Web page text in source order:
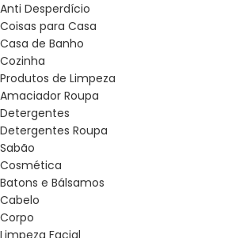
Anti Desperdício
Coisas para Casa
Casa de Banho
Cozinha
Produtos de Limpeza
Amaciador Roupa
Detergentes
Detergentes Roupa
Sabão
Cosmética
Batons e Bálsamos
Cabelo
Corpo
Limpeza Facial